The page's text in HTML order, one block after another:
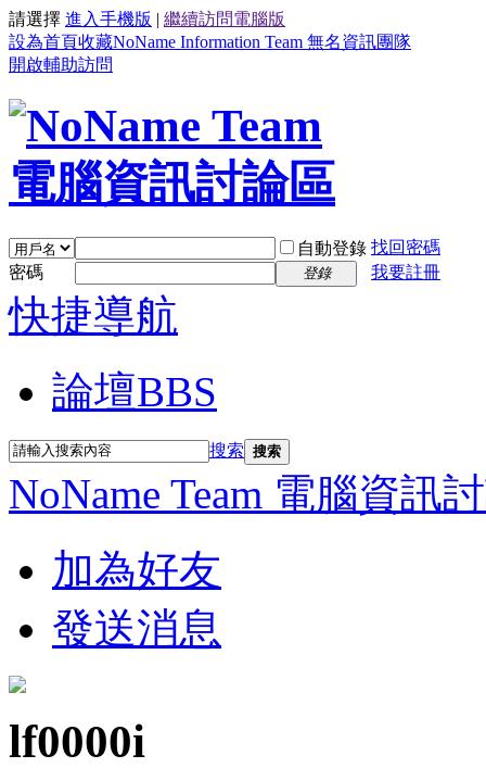
請選擇 進入手機版 | 繼續訪問電腦版
設為首頁收藏NoName Information Team 無名資訊團隊
開啟輔助訪問
自動登錄 找回密碼
密碼
登錄 我要註冊
快捷導航
論壇BBS
搜索 搜索
NoName Team 電腦資訊
加為好友
發送消息
lf0000i